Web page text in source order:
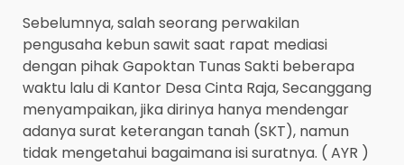
Sebelumnya, salah seorang perwakilan
pengusaha kebun sawit saat rapat mediasi
dengan pihak Gapoktan Tunas Sakti beberapa
waktu lalu di Kantor Desa Cinta Raja, Secanggang
menyampaikan, jika dirinya hanya mendengar
adanya surat keterangan tanah (SKT), namun
tidak mengetahui bagaimana isi suratnya. ( AYR )